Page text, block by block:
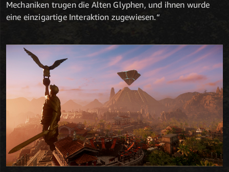
Mechaniken trugen die Alten Glyphen, und ihnen wurde
eine einzigartige Interaktion zugewiesen.“